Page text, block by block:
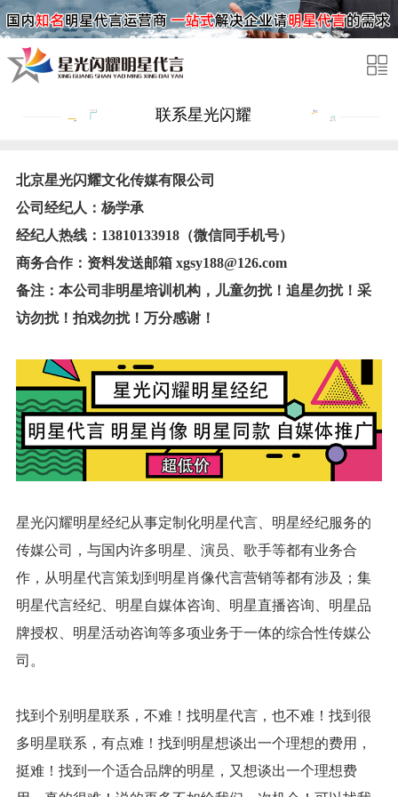
联系星光闪耀
北京星光闪耀文化传媒有限公司
公司经纪人：杨学承
经纪人热线：13810133918（微信同手机号）
商务合作：资料发送邮箱 xgsy188@126.com
备注：本公司非明星培训机构， 儿童勿扰！追星勿扰！采
访勿扰！拍戏勿扰！万分感谢！
星光闪耀明星经纪从事定制化明星代言、明星经纪服务的
传媒公司，与国内许多明星、演员、歌手等都有业务合
作，从明星代言策划到明星肖像代言营销等都有涉及；集
明星代言经纪、明星自媒体咨询、明星直播咨询、明星品
牌授权、明星活动咨询等多项业务于一体的综合性传媒公
司。
找到个别明星联系，不难！找明星代言，也不难！找到很
多明星联系，有点难！找到明星想谈出一个理想的费用，
挺难！找到一个适合品牌的明星，又想谈出一个理想费